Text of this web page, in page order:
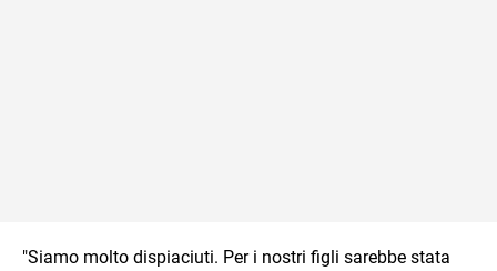
"Siamo molto dispiaciuti. Per i nostri figli sarebbe stata